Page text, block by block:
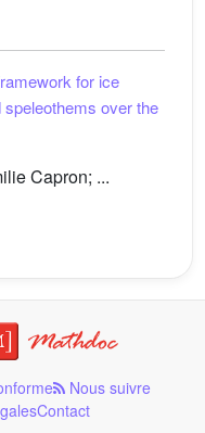
for ice
over the
Capron; ...
Nous suivre
Contact